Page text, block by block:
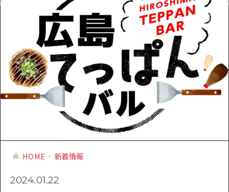
体験型学習プログラム
おすすめモデルコース
産業・体験 観光スポット
お役立ち情報
事前・事後学習
提供資料のご案内
オンライン相談窓口
旅行会社様向け観光素材
観光素材
統計データ
補助金情報
公募入札情報
ひろしま観光大使
HOME
運営について
HOME 新着情報
2024.01.22